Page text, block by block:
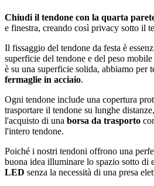
Chiudi il tendone con la quarta
e finestra, creando così privacy sotto il
Il fissaggio del tendone da festa è
superficie del tendone e del peso
è su una superficie solida, abbiamo per
fermaglie in acciaio.
Ogni tendone include una copertura
trasportare il tendone su lunghe
l'acquisto di una borsa da trasporto
l'intero tendone.
Poiché i nostri tendoni offrono una
buona idea illuminare lo spazio sotto di
LED senza la necessità di una presa